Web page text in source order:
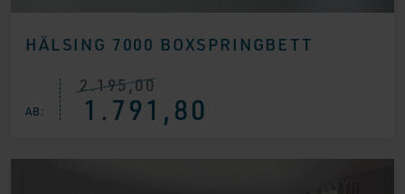
HÄLSING 7000 BOXSPRINGBETT
AB:
2.195,00
Ursprünglicher
Preis
war:1.791,80
Aktueller
Preis
ist: